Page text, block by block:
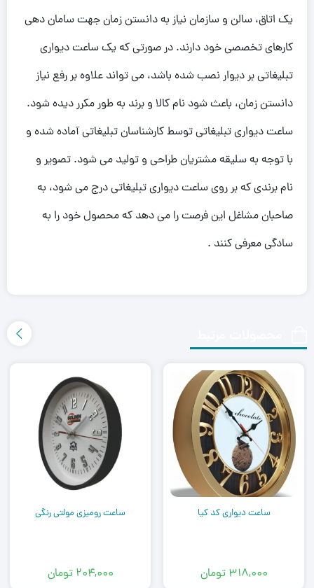
یک اتاق، سالن و سازمان نیاز به دانستن زمان جهت سامان دهی
کارهای تخصصی خود دارند. در صورتی که یک ساعت دیواری
تبلیغاتی بر دیوار نصب شده باشد، می تواند علاوه بر رفع نیاز
دانستن زمان، باعث شود نام کالا و برند به طور مکرر دیده شود.
ساعت دیواری تبلیغاتی توسط کارشناسان تبلیغاتی آماده شده و
با توجه به سلیقه مشتریان طراحی و تولید می شود. تصویر و
نام برندی که بر روی ساعت دیواری تبلیغاتی درج می شود، به
صاحبان مشاغل این فرصت را می دهد که محصول خود را به
سادگی معرفی کنند .
ساعت دیواری کد کیا
۳۱۸,۰۰۰ تومان
ساعت رومیزی مولتی رنگی
۲۰۴,۰۰۰ تومان